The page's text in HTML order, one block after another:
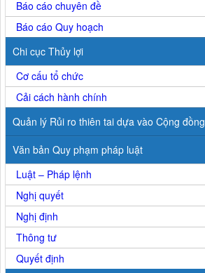
Báo cáo chuyên đề
Báo cáo Quy hoạch
Chi cục Thủy lợi
Cơ cấu tổ chức
Cải cách hành chính
Quản lý Rủi ro thiên tai dựa vào Cộng đồng
Văn bản Quy phạm pháp luật
Luật – Pháp lệnh
Nghị quyết
Nghị định
Thông tư
Quyết định